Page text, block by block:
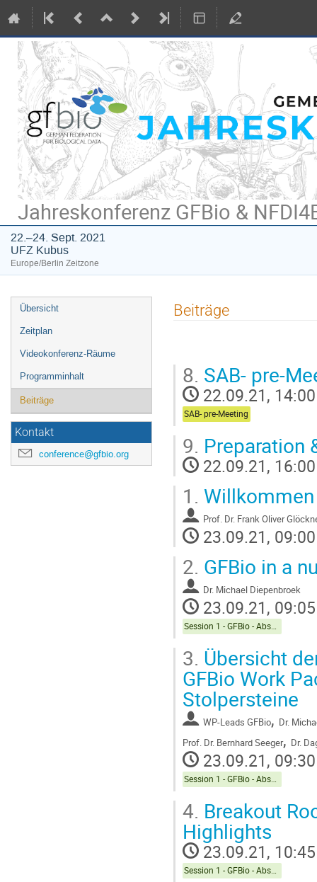
Jahreskonferenz GFBio &
22.–24. Sept. 2021
UFZ Kubus
Europe/Berlin Zeitzone
Veranstaltungsmenü
Übersicht
Zeitplan
Videokonferenz-Räume
Programminhalt
Beiträge
Kontakt
conference@gfbio.org
Beiträge
8. SAB- pre-
22.09.21, 14:00
SAB- pre-Meeting
9. Preparation
22.09.21, 16:00
1. Willkommen
Prof. Dr. Frank Oliver
23.09.21, 09:00
2. GFBio in a
Dr. Michael Diepenbroek
23.09.21, 09:05
3. Übersicht
GFBio Work
Stolpersteine
WP-Leads GFBio, Dr.
Prof. Dr. Bernhard Seeger, Dr.
23.09.21, 09:30
4. Breakout
Highlights
23.09.21, 10:45